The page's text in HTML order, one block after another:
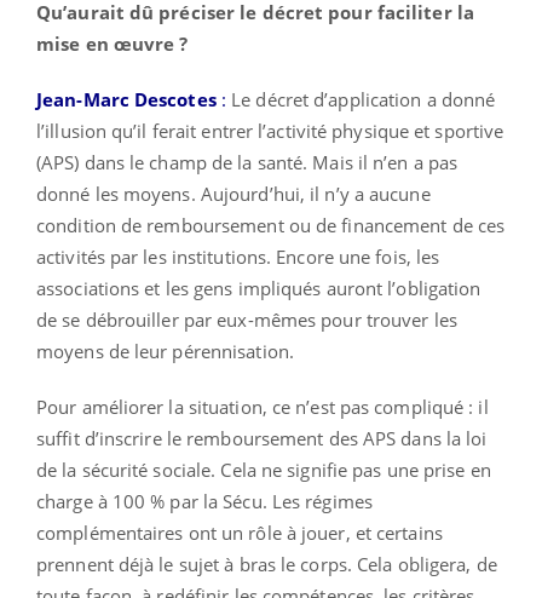
Qu’aurait dû préciser le décret pour faciliter la
mise en œuvre ?
Jean-Marc Descotes : Le décret d’application a donné
l’illusion qu’il ferait entrer l’activité physique et sportive
(APS) dans le champ de la santé. Mais il n’en a pas
donné les moyens. Aujourd’hui, il n’y a aucune
condition de remboursement ou de financement de ces
activités par les institutions. Encore une fois, les
associations et les gens impliqués auront l’obligation
de se débrouiller par eux-mêmes pour trouver les
moyens de leur pérennisation.
Pour améliorer la situation, ce n’est pas compliqué : il
suffit d’inscrire le remboursement des APS dans la loi
de la sécurité sociale. Cela ne signifie pas une prise en
charge à 100 % par la Sécu. Les régimes
complémentaires ont un rôle à jouer, et certains
prennent déjà le sujet à bras le corps. Cela obligera, de